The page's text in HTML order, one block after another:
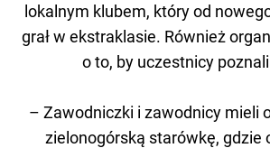
lokalnym klubem, który od
grał w ekstraklasie. Również
o to, by uczestnicy
– Zawodniczki i zawodnicy mieli
zielonogórską starówkę, gdzie